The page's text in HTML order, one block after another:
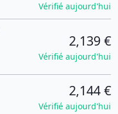
Vérifié aujourd'hui
2,139 €
Vérifié aujourd'hui
2,144 €
Vérifié aujourd'hui